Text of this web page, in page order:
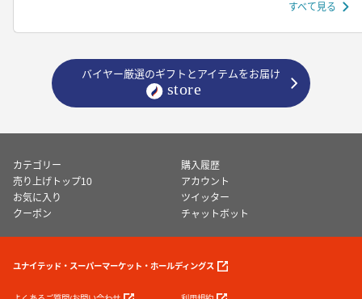
すべて見る
バイヤー厳選のギフトとアイテムをお届け
カテゴリー
購入履歴
売り上げトップ10
アカウント
お気に入り
ツイッター
クーポン
チャットボット
ユナイテッド・スーパーマーケット・ホールディングス